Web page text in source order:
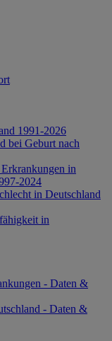
1991-2026
bei Geburt nach
in
2024
in Deutschland
in
- Daten &
- Daten &